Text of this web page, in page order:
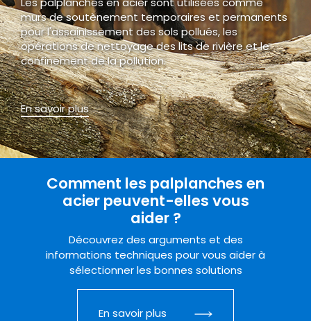
murs de soutènement temporaires et permanents
pour l'assainissement des sols pollués, les
opérations de nettoyage des lits de rivière et le
confinement de la pollution.
En savoir plus
Comment les palplanches en
acier peuvent-elles vous
aider ?
Découvrez des arguments et des
informations techniques pour vous aider à
sélectionner les bonnes solutions
En savoir plus